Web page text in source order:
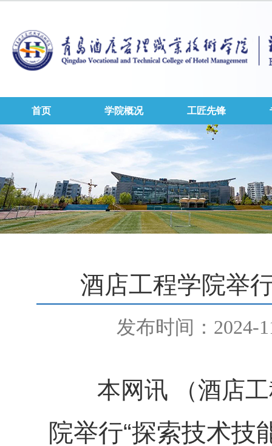
首页 学院概况 工匠先锋
酒店工程学院举
发布时间：2024-
本网讯 （酒店
院举行“探索技术技